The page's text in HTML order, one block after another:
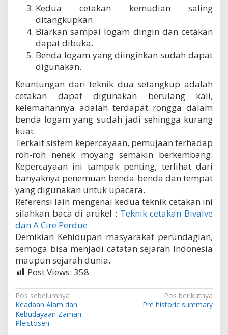
Kedua cetakan kemudian saling
ditangkupkan.
Biarkan sampai logam dingin dan cetakan
dapat dibuka.
Benda logam yang diinginkan sudah dapat
digunakan.
Keuntungan dari teknik dua setangkup adalah
cetakan dapat digunakan berulang kali,
kelemahannya adalah terdapat rongga dalam
benda logam yang sudah jadi sehingga kurang
kuat.
Terkait sistem kepercayaan, pemujaan terhadap
roh-roh nenek moyang semakin berkembang.
Kepercayaan ini tampak penting, terlihat dari
banyaknya penemuan benda-benda dan tempat
yang digunakan untuk upacara.
Referensi lain mengenai kedua teknik cetakan ini
silahkan baca di artikel : Teknik cetakan Bivalve
dan A Cire Perdue
Demikian Kehidupan masyarakat perundagian,
semoga bisa menjadi catatan sejarah Indonesia
maupun sejarah dunia.
Post Views: 358
N
a
v
Pos sebelumnya
Keadaan Alam dan
Kebudayaan Zaman
Pleistosen
Pos berikutnya
Pre historic summary